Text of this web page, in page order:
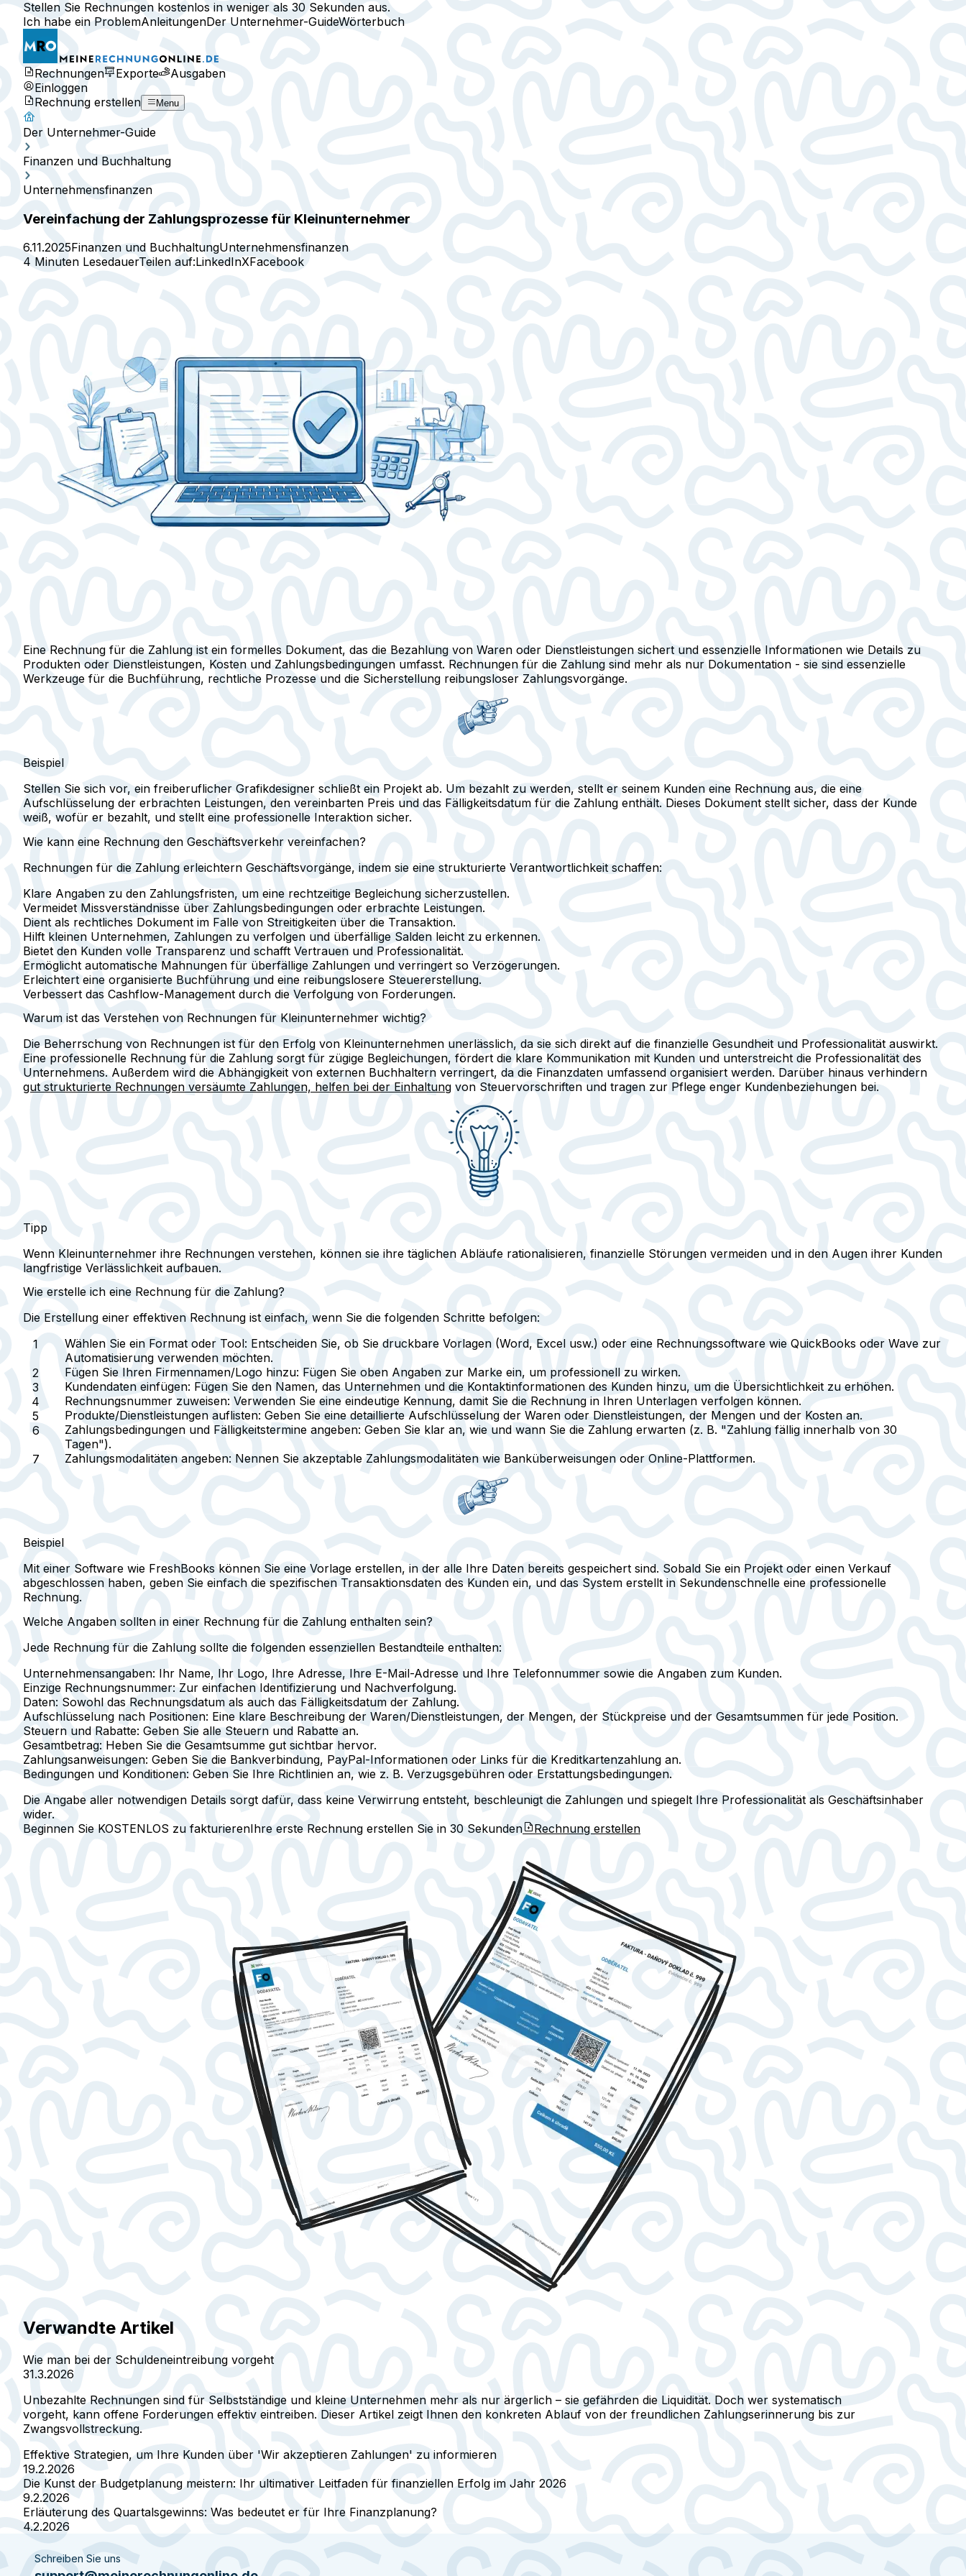
Stellen Sie Rechnungen kostenlos in weniger als 30 Sekunden aus.
Ich habe ein ProblemAnleitungenDer Unternehmer-GuideWörterbuch
Rechnungen Exporte
Ausgaben
Einloggen
Rechnung erstellen
Menu
Der Unternehmer-Guide
Finanzen und Buchhaltung
Unternehmensfinanzen
Vereinfachung der Zahlungsprozesse für Kleinunternehmer
6.11.2025Finanzen und BuchhaltungUnternehmensfinanzen
4 Minuten LesedauerTeilen auf:LinkedInXFacebook
Eine Rechnung für die Zahlung ist ein formelles Dokument, das die Bezahlung von Waren oder Dienstleistungen sichert und essenzielle Informationen wie Details zu
Produkten oder Dienstleistungen, Kosten und Zahlungsbedingungen umfasst. Rechnungen für die Zahlung sind mehr als nur Dokumentation - sie sind essenzielle
Werkzeuge für die Buchführung, rechtliche Prozesse und die Sicherstellung reibungsloser Zahlungsvorgänge.
Beispiel
Stellen Sie sich vor, ein freiberuflicher Grafikdesigner schließt ein Projekt ab. Um bezahlt zu werden, stellt er seinem Kunden eine Rechnung aus, die eine
Aufschlüsselung der erbrachten Leistungen, den vereinbarten Preis und das Fälligkeitsdatum für die Zahlung enthält. Dieses Dokument stellt sicher, dass der Kunde
weiß, wofür er bezahlt, und stellt eine professionelle Interaktion sicher.
Wie kann eine Rechnung den Geschäftsverkehr vereinfachen?
Rechnungen für die Zahlung erleichtern Geschäftsvorgänge, indem sie eine strukturierte Verantwortlichkeit schaffen:
Klare Angaben zu den Zahlungsfristen, um eine rechtzeitige Begleichung sicherzustellen.
Vermeidet Missverständnisse über Zahlungsbedingungen oder erbrachte Leistungen.
Dient als rechtliches Dokument im Falle von Streitigkeiten über die Transaktion.
Hilft kleinen Unternehmen, Zahlungen zu verfolgen und überfällige Salden leicht zu erkennen.
Bietet den Kunden volle Transparenz und schafft Vertrauen und Professionalität.
Ermöglicht automatische Mahnungen für überfällige Zahlungen und verringert so Verzögerungen.
Erleichtert eine organisierte Buchführung und eine reibungslosere Steuererstellung.
Verbessert das Cashflow-Management durch die Verfolgung von Forderungen.
Warum ist das Verstehen von Rechnungen für Kleinunternehmer wichtig?
Die Beherrschung von Rechnungen ist für den Erfolg von Kleinunternehmen unerlässlich, da sie sich direkt auf die finanzielle Gesundheit und Professionalität auswirkt.
Eine professionelle Rechnung für die Zahlung sorgt für zügige Begleichungen, fördert die klare Kommunikation mit Kunden und unterstreicht die Professionalität des
Unternehmens. Außerdem wird die Abhängigkeit von externen Buchhaltern verringert, da die Finanzdaten umfassend organisiert werden. Darüber hinaus verhindern
gut strukturierte Rechnungen versäumte Zahlungen, helfen bei der Einhaltung von Steuervorschriften und tragen zur Pflege enger Kundenbeziehungen bei.
Tipp
Wenn Kleinunternehmer ihre Rechnungen verstehen, können sie ihre täglichen Abläufe rationalisieren, finanzielle Störungen vermeiden und in den Augen ihrer Kunden
langfristige Verlässlichkeit aufbauen.
Wie erstelle ich eine Rechnung für die Zahlung?
Die Erstellung einer effektiven Rechnung ist einfach, wenn Sie die folgenden Schritte befolgen:
Wählen Sie ein Format oder Tool: Entscheiden Sie, ob Sie druckbare Vorlagen (Word, Excel usw.) oder eine Rechnungssoftware wie QuickBooks oder Wave zur
Automatisierung verwenden möchten.
Fügen Sie Ihren Firmennamen/Logo hinzu: Fügen Sie oben Angaben zur Marke ein, um professionell zu wirken.
Kundendaten einfügen: Fügen Sie den Namen, das Unternehmen und die Kontaktinformationen des Kunden hinzu, um die Übersichtlichkeit zu erhöhen.
Rechnungsnummer zuweisen: Verwenden Sie eine eindeutige Kennung, damit Sie die Rechnung in Ihren Unterlagen verfolgen können.
Produkte/Dienstleistungen auflisten: Geben Sie eine detaillierte Aufschlüsselung der Waren oder Dienstleistungen, der Mengen und der Kosten an.
Zahlungsbedingungen und Fälligkeitstermine angeben: Geben Sie klar an, wie und wann Sie die Zahlung erwarten (z. B. "Zahlung fällig innerhalb von 30
Tagen").
Zahlungsmodalitäten angeben: Nennen Sie akzeptable Zahlungsmodalitäten wie Banküberweisungen oder Online-Plattformen.
Beispiel
Mit einer Software wie FreshBooks können Sie eine Vorlage erstellen, in der alle Ihre Daten bereits gespeichert sind. Sobald Sie ein Projekt oder einen Verkauf
abgeschlossen haben, geben Sie einfach die spezifischen Transaktionsdaten des Kunden ein, und das System erstellt in Sekundenschnelle eine professionelle
Rechnung.
Welche Angaben sollten in einer Rechnung für die Zahlung enthalten sein?
Jede Rechnung für die Zahlung sollte die folgenden essenziellen Bestandteile enthalten:
Unternehmensangaben: Ihr Name, Ihr Logo, Ihre Adresse, Ihre E-Mail-Adresse und Ihre Telefonnummer sowie die Angaben zum Kunden.
Einzige Rechnungsnummer: Zur einfachen Identifizierung und Nachverfolgung.
Daten: Sowohl das Rechnungsdatum als auch das Fälligkeitsdatum der Zahlung.
Aufschlüsselung nach Positionen: Eine klare Beschreibung der Waren/Dienstleistungen, der Mengen, der Stückpreise und der Gesamtsummen für jede Position.
Steuern und Rabatte: Geben Sie alle Steuern und Rabatte an.
Gesamtbetrag: Heben Sie die Gesamtsumme gut sichtbar hervor.
Zahlungsanweisungen: Geben Sie die Bankverbindung, PayPal-Informationen oder Links für die Kreditkartenzahlung an.
Bedingungen und Konditionen: Geben Sie Ihre Richtlinien an, wie z. B. Verzugsgebühren oder Erstattungsbedingungen.
Die Angabe aller notwendigen Details sorgt dafür, dass keine Verwirrung entsteht, beschleunigt die Zahlungen und spiegelt Ihre Professionalität als Geschäftsinhaber
wider.
Beginnen Sie KOSTENLOS zu fakturierenIhre erste Rechnung erstellen Sie in 30 Sekunden Rechnung erstellen
Verwandte Artikel
Wie man bei der Schuldeneintreibung vorgeht
31.3.2026
Unbezahlte Rechnungen sind für Selbstständige und kleine Unternehmen mehr als nur ärgerlich – sie gefährden die Liquidität. Doch wer systematisch
vorgeht, kann offene Forderungen effektiv eintreiben. Dieser Artikel zeigt Ihnen den konkreten Ablauf von der freundlichen Zahlungserinnerung bis zur
Zwangsvollstreckung.
Effektive Strategien, um Ihre Kunden über 'Wir akzeptieren Zahlungen' zu informieren
19.2.2026
Die Kunst der Budgetplanung meistern: Ihr ultimativer Leitfaden für finanziellen Erfolg im Jahr 2026
9.2.2026
Erläuterung des Quartalsgewinns: Was bedeutet er für Ihre Finanzplanung?
4.2.2026
Schreiben Sie uns